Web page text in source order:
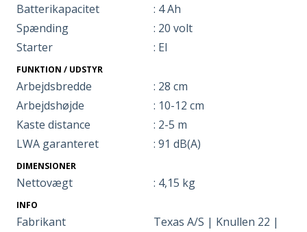
Batterikapacitet
: 4 Ah
Spænding
: 20 volt
Starter
: El
FUNKTION / UDSTYR
Arbejdsbredde
: 28 cm
Arbejdshøjde
: 10-12 cm
Kaste distance
: 2-5 m
LWA garanteret
: 91 dB(A)
DIMENSIONER
Nettovægt : 4,15 kg
INFO
Fabrikant
Texas A/S | Knullen 22 |